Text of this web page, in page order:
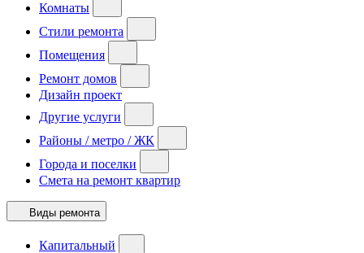
Комнаты
Стили ремонта
Помещения
Ремонт домов
Дизайн проект
Другие услуги
Районы / метро / ЖК
Города и поселки
Смета на ремонт квартир
Виды ремонта
Капитальный